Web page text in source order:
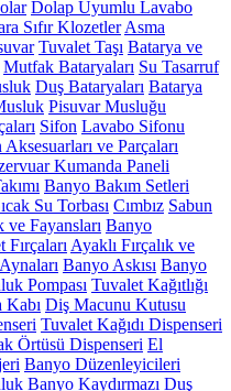
Dolap Uyumlu Lavabo
Sıfır Klozetler Asma
Tuvalet Taşı Batarya ve
Mutfak Bataryaları Su Tasarruf
Duş Bataryaları Batarya
Pisuvar Musluğu
Sifon Lavabo Sifonu
Aksesuarları ve Parçaları
Kumanda Paneli
Banyo Bakım Setleri
Su Torbası Cımbız Sabun
Fayansları Banyo
Ayaklı Fırçalık ve
Banyo Askısı Banyo
Pompası Tuvalet Kağıtlığı
Kabı Diş Macunu Kutusu
Tuvalet Kağıdı Dispenseri
Örtüsü Dispenseri El
Banyo Düzenleyicileri
Banyo Kaydırmazı Duş